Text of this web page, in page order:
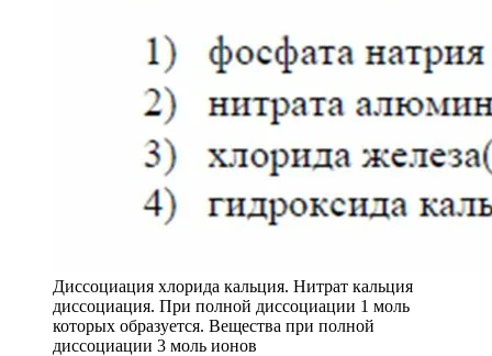
Диссоциация хлорида кальция. Нитрат кальция
диссоциация. При полной диссоциации 1 моль
которых образуется. Вещества при полной
диссоциации 3 моль ионов